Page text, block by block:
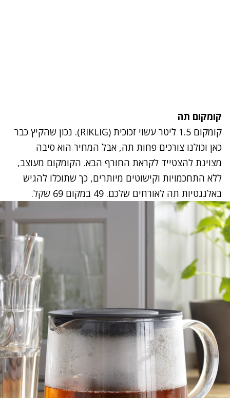
קומקום תה
קומקום 1.5 ליטר עשוי זכוכית (RIKLIG). נכון שהקיץ כבר
כאן וכולנו צורכים פחות תה, אבל המחיר הוא סיבה
מצוינת להצטייד לקראת החורף הבא. הקומקום מעוצב,
ללא התחכמויות וקישוטים מיותרים, כך שתוכלו להגיש
באלגנטיות תה לאורחים שלכם. 49 במקום 69 שקל.